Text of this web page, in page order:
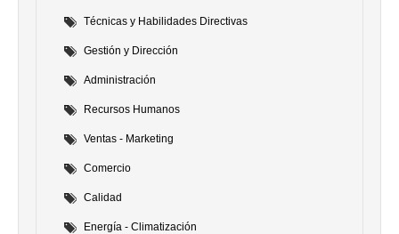
Técnicas y Habilidades Directivas
Gestión y Dirección
Administración
Recursos Humanos
Ventas - Marketing
Comercio
Calidad
Energía - Climatización